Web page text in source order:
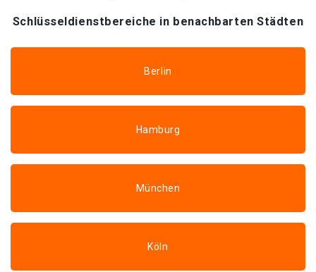
Schlüsseldienstbereiche in benachbarten Städten
Berlin
Hamburg
München
Köln